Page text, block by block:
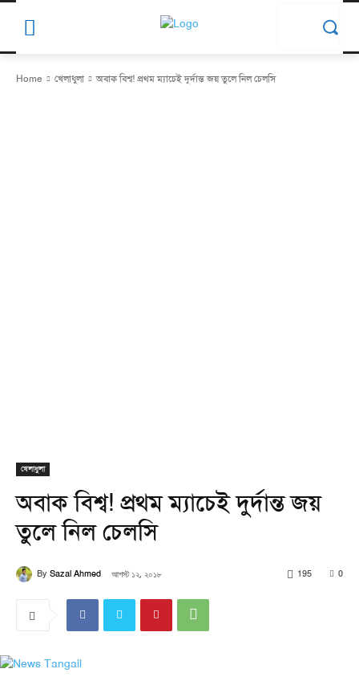
Home খেলাধুলা অবাক বিশ্ব! প্রথম ম্যাচেই দুর্দান্ত জয় তুলে নিল চেলসি
খেলাধুলা
অবাক বিশ্ব! প্রথম ম্যাচেই দুর্দান্ত জয়
তুলে নিল চেলসি
By Sazal Ahmed আগস্ট ১২, ২০১৮ 0
195